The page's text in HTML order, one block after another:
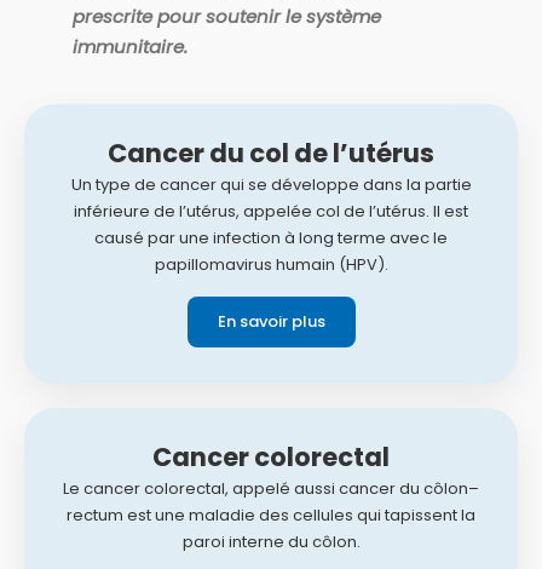
prescrite pour soutenir le système
immunitaire.
Cancer du col de l’utérus
Un type de cancer qui se développe dans la partie
inférieure de l’utérus, appelée col de l’utérus. Il est
causé par une infection à long terme avec le
papillomavirus humain (HPV).
En savoir plus
Cancer colorectal
Le cancer colorectal, appelé aussi cancer du côlon–
rectum est une maladie des cellules qui tapissent la
paroi interne du côlon.